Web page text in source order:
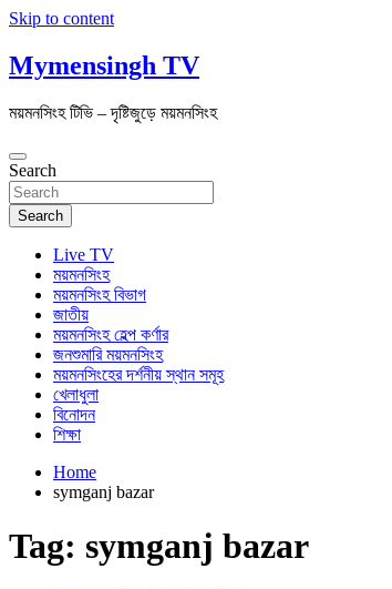
Skip to content
Mymensingh TV
ময়মনসিংহ টিভি – দৃষ্টিজুড়ে ময়মনসিংহ
Search
Search
Live TV
ময়মনসিংহ
ময়মনসিংহ বিভাগ
জাতীয়
ময়মনসিংহ হেল্প কর্ণার
জনশুমারি ময়মনসিংহ
ময়মনসিংহের দর্শনীয় স্থান সমূহ
খেলাধুলা
বিনোদন
শিক্ষা
Home
symganj bazar
Tag: symganj bazar